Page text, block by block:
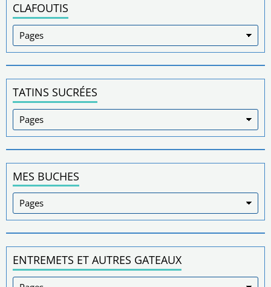
CLAFOUTIS
TATINS SUCRÉES
MES BUCHES
ENTREMETS ET AUTRES GATEAUX